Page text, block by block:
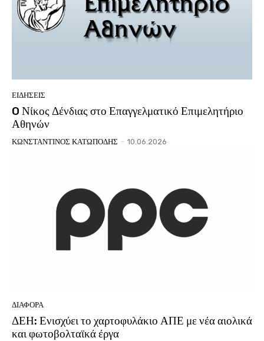
ΕΙΔΗΣΕΙΣ
O Νίκος Δένδιας στο Επαγγελματικό Επιμελητήριο
Αθηνών
ΚΩΝΣΤΑΝΤΙΝΟΣ ΚΑΤΩΠΟΔΗΣ - 10.06.2026
ΔΙΑΦΟΡΑ
ΔΕΗ: Ενισχύει το χαρτοφυλάκιο ΑΠΕ με νέα αιολικά
και φωτοβολταϊκά έργα